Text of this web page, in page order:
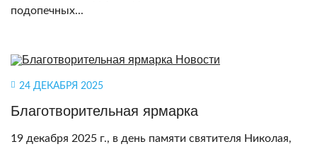
подопечных...
24 ДЕКАБРЯ 2025
Благотворительная ярмарка
19 декабря 2025 г., в день памяти святителя Николая,